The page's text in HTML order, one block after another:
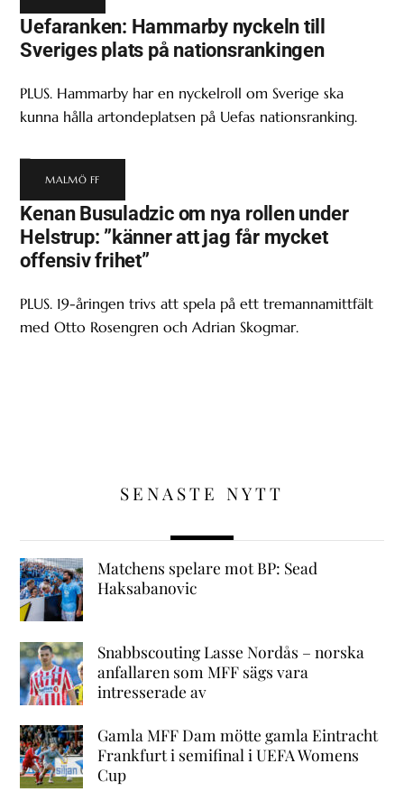
Uefaranken: Hammarby nyckeln till
Sveriges plats på nationsrankingen
PLUS. Hammarby har en nyckelroll om Sverige ska
kunna hålla artondeplatsen på Uefas nationsranking.
MALMÖ FF
Kenan Busuladzic om nya rollen under
Helstrup: ”känner att jag får mycket
offensiv frihet”
PLUS. 19-åringen trivs att spela på ett tremannamittfält
med Otto Rosengren och Adrian Skogmar.
SENASTE NYTT
Matchens spelare mot BP: Sead
Haksabanovic
Snabbscouting Lasse Nordås – norska
anfallaren som MFF sägs vara
intresserade av
Gamla MFF Dam mötte gamla Eintracht
Frankfurt i semifinal i UEFA Womens
Cup